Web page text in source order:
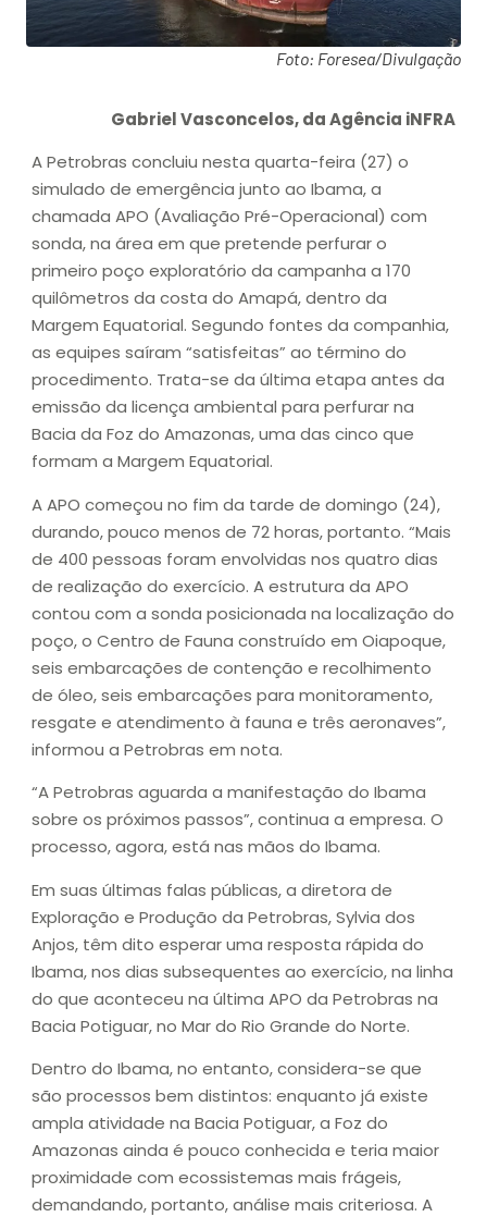
Foto: Foresea/Divulgação
Gabriel Vasconcelos, da Agência iNFRA
A Petrobras concluiu nesta quarta-feira (27) o
simulado de emergência junto ao Ibama, a
chamada APO (Avaliação Pré-Operacional) com
sonda, na área em que pretende perfurar o
primeiro poço exploratório da campanha a 170
quilômetros da costa do Amapá, dentro da
Margem Equatorial. Segundo fontes da companhia,
as equipes saíram “satisfeitas” ao término do
procedimento. Trata-se da última etapa antes da
emissão da licença ambiental para perfurar na
Bacia da Foz do Amazonas, uma das cinco que
formam a Margem Equatorial.
A APO começou no fim da tarde de domingo (24),
durando, pouco menos de 72 horas, portanto. “Mais
de 400 pessoas foram envolvidas nos quatro dias
de realização do exercício. A estrutura da APO
contou com a sonda posicionada na localização do
poço, o Centro de Fauna construído em Oiapoque,
seis embarcações de contenção e recolhimento
de óleo, seis embarcações para monitoramento,
resgate e atendimento à fauna e três aeronaves”,
informou a Petrobras em nota.
“A Petrobras aguarda a manifestação do Ibama
sobre os próximos passos”, continua a empresa. O
processo, agora, está nas mãos do Ibama.
Em suas últimas falas públicas, a diretora de
Exploração e Produção da Petrobras, Sylvia dos
Anjos, têm dito esperar uma resposta rápida do
Ibama, nos dias subsequentes ao exercício, na linha
do que aconteceu na última APO da Petrobras na
Bacia Potiguar, no Mar do Rio Grande do Norte.
Dentro do Ibama, no entanto, considera-se que
são processos bem distintos: enquanto já existe
ampla atividade na Bacia Potiguar, a Foz do
Amazonas ainda é pouco conhecida e teria maior
proximidade com ecossistemas mais frágeis,
demandando, portanto, análise mais criteriosa. A